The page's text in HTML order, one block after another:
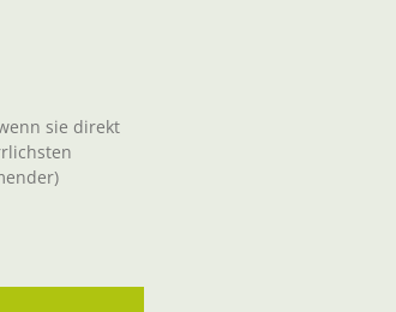
sie direkt